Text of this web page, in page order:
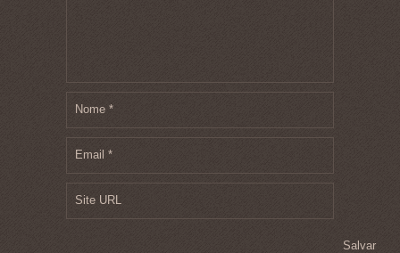
Nome *
Email *
Site URL
Salvar